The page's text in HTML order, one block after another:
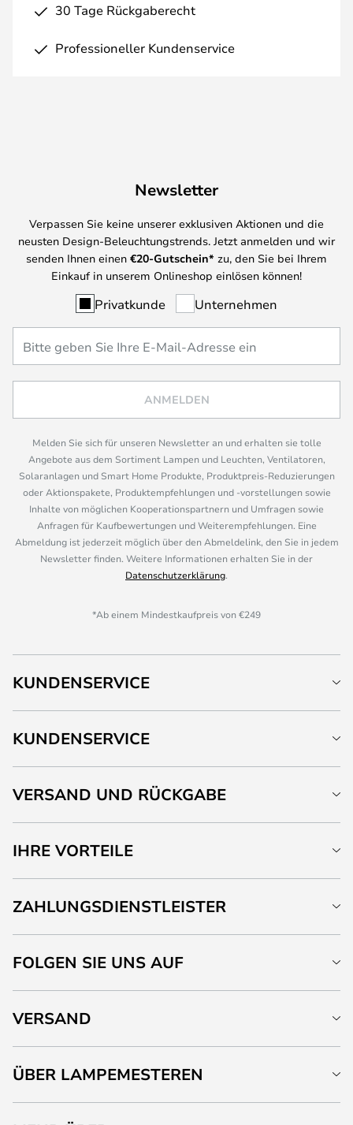
30 Tage Rückgaberecht
Professioneller Kundenservice
Newsletter
Verpassen Sie keine unserer exklusiven Aktionen und die
neusten Design-Beleuchtungstrends. Jetzt anmelden und wir
senden Ihnen einen €20-Gutschein* zu, den Sie bei Ihrem
Einkauf in unserem Onlineshop einlösen können!
Privatkunde Unternehmen
ANMELDEN
Melden Sie sich für unseren Newsletter an und erhalten sie tolle
Angebote aus dem Sortiment Lampen und Leuchten, Ventilatoren,
Solaranlagen und Smart Home Produkte, Produktpreis-Reduzierungen
oder Aktionspakete, Produktempfehlungen und -vorstellungen sowie
Inhalte von möglichen Kooperationspartnern und Umfragen sowie
Anfragen für Kaufbewertungen und Weiterempfehlungen. Eine
Abmeldung ist jederzeit möglich über den Abmeldelink, den Sie in jedem
Newsletter finden. Weitere Informationen erhalten Sie in der
Datenschutzerklärung.
*Ab einem Mindestkaufpreis von €249
KUNDENSERVICE
KUNDENSERVICE
VERSAND UND RÜCKGABE
IHRE VORTEILE
ZAHLUNGSDIENSTLEISTER
FOLGEN SIE UNS AUF
VERSAND
ÜBER LAMPEMESTEREN